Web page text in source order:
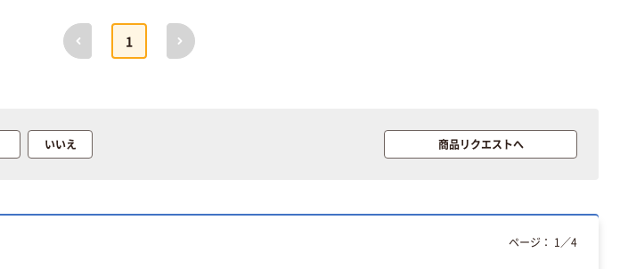
前へ
1
次へ
いいえ 商品リクエストへ
ページ： 1 ／4
サントリー 伊右
衛門 「お茶、どう
ぞ。」 緑茶
オリジナル
ーフリー）
トイレットペー
パー シングル
リサイクル100
芯あり FSC認